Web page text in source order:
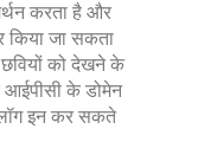
करता है और
किया जा सकता
छवियों को देखने के
आईपीसी के डोमेन
इन कर सकते